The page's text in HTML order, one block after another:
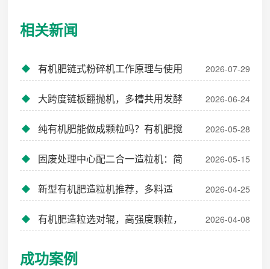
相关新闻
有机肥链式粉碎机工作原理与使用
优势
2026-07-29
大跨度链板翻抛机，多槽共用发酵
翻堆设备
2026-06-24
纯有机肥能做成颗粒吗？有机肥搅
齿造粒机高有机照样成球
2026-05-28
固废处理中心配二合一造粒机：简
化流程降本增效
2026-05-15
新型有机肥造粒机推荐，多料适
配，性价比拉满
2026-04-25
有机肥造粒选对辊，高强度颗粒，
2026-04-08
成功案例